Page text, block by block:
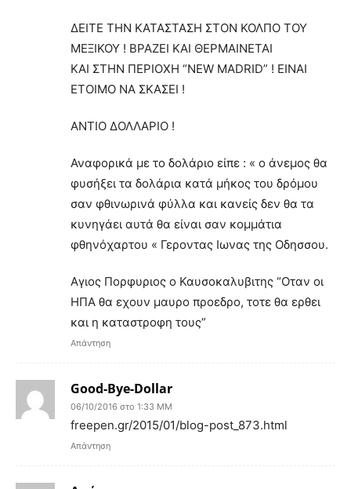
ΔΕΙΤΕ ΤΗΝ ΚΑΤΑΣΤΑΣΗ ΣΤΟΝ ΚΟΛΠΟ ΤΟΥ
ΜΕΞΙΚΟΥ ! ΒΡΑΖΕΙ ΚΑΙ ΘΕΡΜΑΙΝΕΤΑΙ
ΚΑΙ ΣΤΗΝ ΠΕΡΙΟΧΗ “NEW MADRID” ! EINAI
ETOIMO NA ΣKAΣEI !
ΑΝΤΙΟ ΔΟΛΛΑΡΙΟ !
Αναφορικά με το δολάριο είπε : « o άνεμος θα
φυσήξει τα δολάρια κατά μήκος του δρόμου
σαν φθινωρινά φύλλα και κανείς δεν θα τα
κυνηγάει αυτά θα είναι σαν κομμάτια
φθηνόχαρτου « Γεροντας Ιωνας της Οδησσου.
Αγιος Πορφυριος ο Καυσοκαλυβιτης “Οταν οι
ΗΠΑ θα εχουν μαυρο προεδρο, τοτε θα ερθει
και η καταστροφη τους”
Απάντηση
Good-Bye-Dollar
06/10/2016 στο 1:33 ΜΜ
freepen.gr/2015/01/blog-post_873.html
Απάντηση